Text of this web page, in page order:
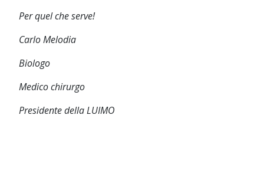
Per quel che serve!
Carlo Melodia
Biologo
Medico chirurgo
Presidente della LUIMO